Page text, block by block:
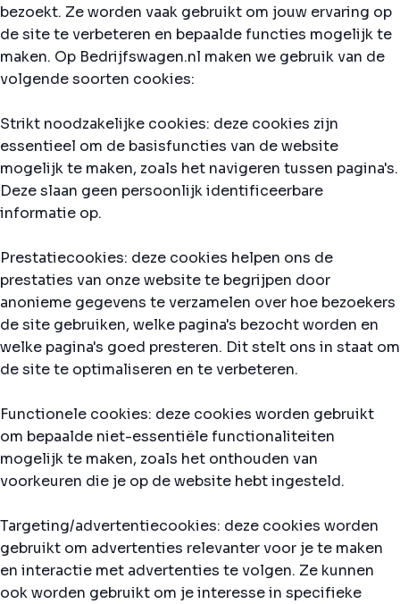
bezoekt. Ze worden vaak gebruikt om jouw ervaring op
de site te verbeteren en bepaalde functies mogelijk te
maken. Op Bedrijfswagen.nl maken we gebruik van de
volgende soorten cookies:
Strikt noodzakelijke cookies: deze cookies zijn
essentieel om de basisfuncties van de website
mogelijk te maken, zoals het navigeren tussen pagina's.
Deze slaan geen persoonlijk identificeerbare
informatie op.
Prestatiecookies: deze cookies helpen ons de
prestaties van onze website te begrijpen door
anonieme gegevens te verzamelen over hoe bezoekers
de site gebruiken, welke pagina's bezocht worden en
welke pagina's goed presteren. Dit stelt ons in staat om
de site te optimaliseren en te verbeteren.
Functionele cookies: deze cookies worden gebruikt
om bepaalde niet-essentiële functionaliteiten
mogelijk te maken, zoals het onthouden van
voorkeuren die je op de website hebt ingesteld.
Targeting/advertentiecookies: deze cookies worden
gebruikt om advertenties relevanter voor je te maken
en interactie met advertenties te volgen. Ze kunnen
ook worden gebruikt om je interesse in specifieke